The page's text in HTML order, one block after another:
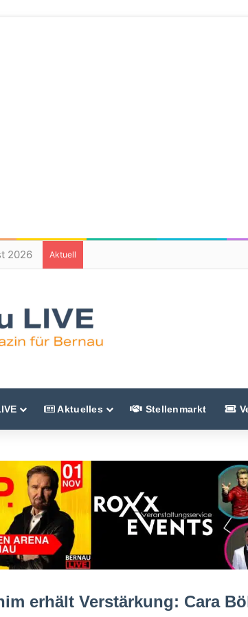
2026 Aktuell
Aktuelles Stellenmarkt
erhält Verstärkung: Cara